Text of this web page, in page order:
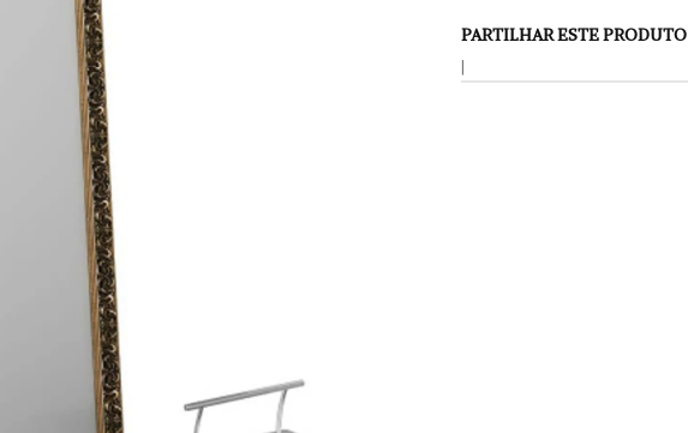
PARTILHAR ESTE PRODUTO
|